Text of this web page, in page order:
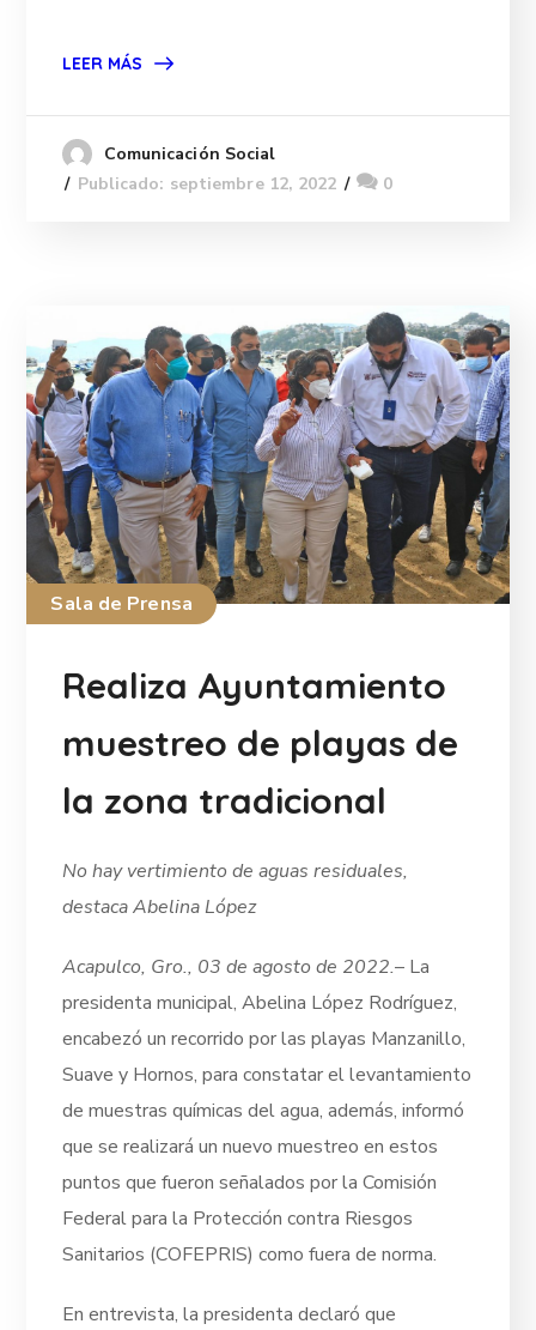
LEER MÁS
Comunicación Social
Publicado: septiembre 12, 2022
0
Sala de Prensa
Realiza Ayuntamiento
muestreo de playas de
la zona tradicional
No hay vertimiento de aguas residuales,
destaca Abelina López
Acapulco, Gro., 03 de agosto de 2022.– La
presidenta municipal, Abelina López Rodríguez,
encabezó un recorrido por las playas Manzanillo,
Suave y Hornos, para constatar el levantamiento
de muestras químicas del agua, además, informó
que se realizará un nuevo muestreo en estos
puntos que fueron señalados por la Comisión
Federal para la Protección contra Riesgos
Sanitarios (COFEPRIS) como fuera de norma.
En entrevista, la presidenta declaró que